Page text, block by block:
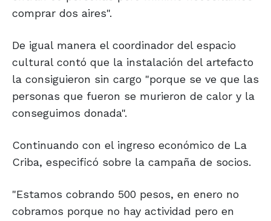
comprar dos aires".
De igual manera el coordinador del espacio
cultural contó que la instalación del artefacto
la consiguieron sin cargo "porque se ve que las
personas que fueron se murieron de calor y la
conseguimos donada".
Continuando con el ingreso económico de La
Criba, especificó sobre la campaña de socios.
"Estamos cobrando 500 pesos, en enero no
cobramos porque no hay actividad pero en